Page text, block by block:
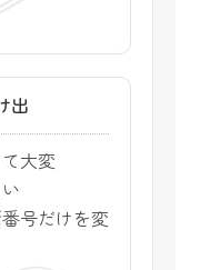
出
大変
号だけを変